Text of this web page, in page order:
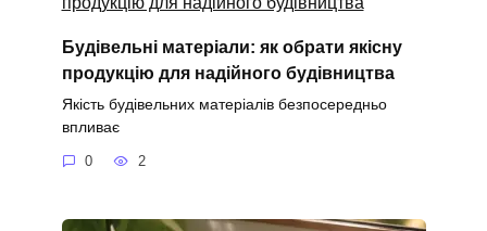
Будівельні матеріали: як обрати якісну
продукцію для надійного будівництва
Якість будівельних матеріалів безпосередньо
впливає
0 2